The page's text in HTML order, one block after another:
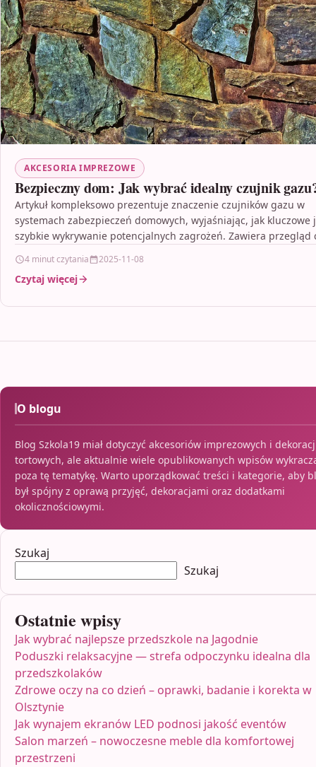
AKCESORIA IMPREZOWE
Bezpieczny dom: Jak wybrać idealny czujnik
Artykuł kompleksowo prezentuje znaczenie czujników gazu w
systemach zabezpieczeń domowych, wyjaśniając, jak kluczowe
szybkie wykrywanie potencjalnych zagrożeń. Zawiera przegląd
4 minut czytania 2025-11-08
Czytaj więcej
O blogu
Blog Szkola19 miał dotyczyć akcesoriów imprezowych i
tortowych, ale aktualnie wiele opublikowanych wpisów
poza tę tematykę. Warto uporządkować treści i kategorie, aby
był spójny z oprawą przyjęć, dekoracjami oraz dodatkami
okolicznościowymi.
Szukaj
Szukaj
Ostatnie wpisy
Jak wybrać najlepsze przedszkole na Jagodnie
Poduszki relaksacyjne — strefa odpoczynku idealna dla
przedszkolaków
Zdrowe oczy na co dzień – oprawki, badanie i korekta w
Olsztynie
Jak wynajem ekranów LED podnosi jakość eventów
Salon marzeń – nowoczesne meble dla komfortowej
przestrzeni